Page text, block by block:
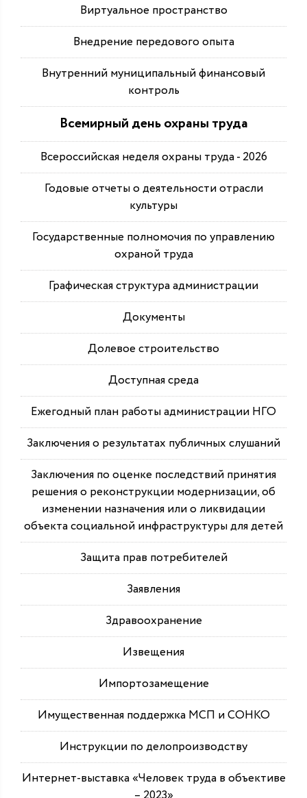
Виртуальное пространство
Внедрение передового опыта
Внутренний муниципальный финансовый
контроль
Всемирный день охраны труда
Всероссийская неделя охраны труда - 2026
Годовые отчеты о деятельности отрасли
культуры
Государственные полномочия по управлению
охраной труда
Графическая структура администрации
Документы
Долевое строительство
Доступная среда
Ежегодный план работы администрации НГО
Заключения о результатах публичных слушаний
Заключения по оценке последствий принятия
решения о реконструкции модернизации, об
изменении назначения или о ликвидации
объекта социальной инфраструктуры для детей
Защита прав потребителей
Заявления
Здравоохранение
Извещения
Импортозамещение
Имущественная поддержка МСП и СОНКО
Инструкции по делопроизводству
Интернет-выставка «Человек труда в объективе